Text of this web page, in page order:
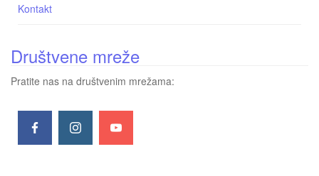
Kontakt
Društvene mreže
Pratite nas na društvenim mrežama: